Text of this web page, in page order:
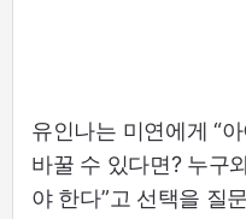
유인나는 미연에게 “
바꿀 수 있다면? 누구
야 한다”고 선택을 질